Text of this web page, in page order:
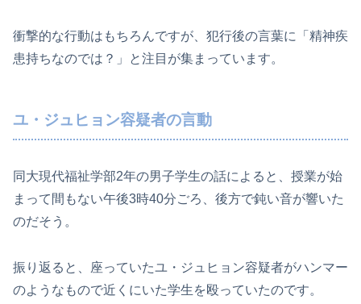
衝撃的な行動はもちろんですが、犯行後の言葉に「精神疾
患持ちなのでは？」と注目が集まっています。
ユ・ジュヒョン容疑者の言動
同大現代福祉学部2年の男子学生の話によると、授業が始
まって間もない午後3時40分ごろ、後方で鈍い音が響いた
のだそう。
振り返ると、座っていたユ・ジュヒョン容疑者がハンマー
のようなもので近くにいた学生を殴っていたのです。